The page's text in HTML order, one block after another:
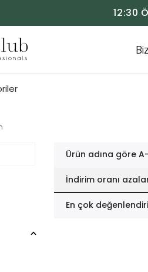
12:30
Ürün adına göre
İndirim oranı
En çok